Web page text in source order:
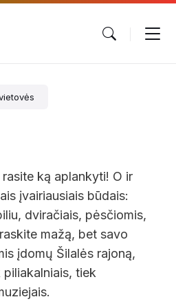
ką aplankyti! O ir
įvairiausiais būdais:
dviračiais, pėsčiomis,
mažą, bet savo
įdomų Šilalės rajoną,
tiek